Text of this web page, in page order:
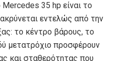
35 hp είναι το
εντελώς από την
το κέντρο βάρους, το
μετατρόχιο προσφέρουν
και σταθερότητας που